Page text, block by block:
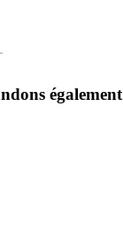
également